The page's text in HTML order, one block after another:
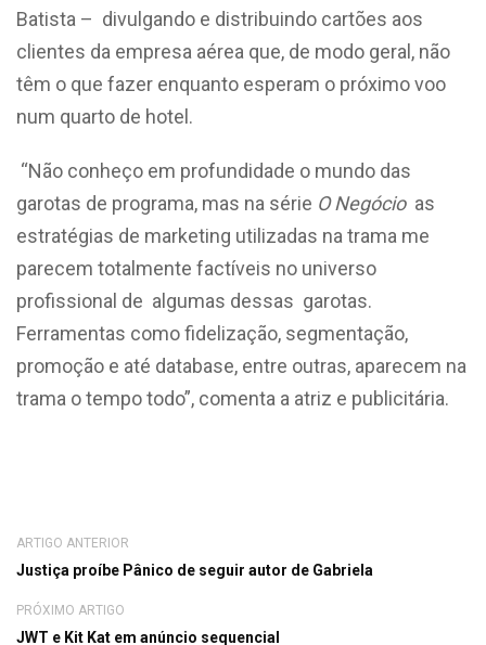
Batista – divulgando e distribuindo cartões aos
clientes da empresa aérea que, de modo geral, não
têm o que fazer enquanto esperam o próximo voo
num quarto de hotel.
“Não conheço em profundidade o mundo das
garotas de programa, mas na série O Negócioas
estratégias de marketing utilizadas na trama me
parecem totalmente factíveis no universo
profissional de algumas dessas garotas.
Ferramentas como fidelização, segmentação,
promoção e até database, entre outras, aparecem na
trama o tempo todo”, comenta a atriz e publicitária.
ARTIGO ANTERIOR
Justiça proíbe Pânico de seguir autor de Gabriela
PRÓXIMO ARTIGO
JWT e Kit Kat em anúncio sequencial